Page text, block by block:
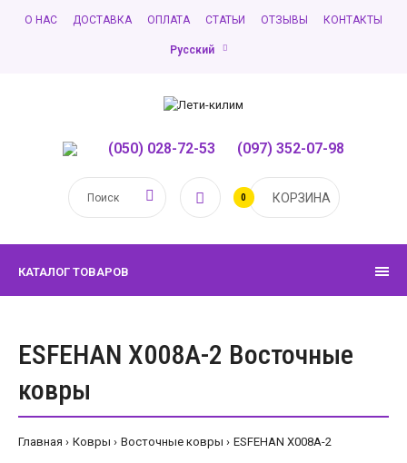
О НАС ДОСТАВКА ОПЛАТА СТАТЬИ ОТЗЫВЫ КОНТАКТЫ
Русский
(050) 028-72-53 (097) 352-07-98
0 КОРЗИНА
КАТАЛОГ ТОВАРОВ
ESFEHAN X008A-2 Восточные
ковры
Главная Ковры Восточные ковры ESFEHAN X008A-2